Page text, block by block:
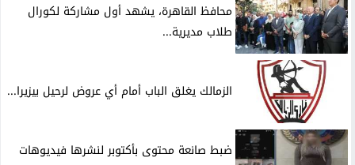
محافظ القاهرة، يشهد أول مشاركة لكورال
طلاب مديرية...
الزمالك يغلق الباب أمام أي عروض لرحيل بيزيرا...
ضبط صانعة محتوى بأكتوبر لنشرها فيديوهات